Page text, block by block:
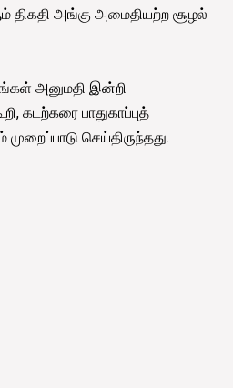
அங்கு அமைதியற்ற சூழல்
அனுமதி இன்றி
கடற்கரை பாதுகாப்புத்
செய்திருந்தது.